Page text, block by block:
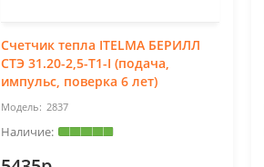
Счетчик тепла ITELMA БЕРИЛЛ
СТЭ 31.20-2,5-Т1-I (подача,
импульс, поверка 6 лет)
2837